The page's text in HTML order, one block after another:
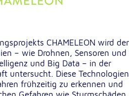
CHAMELEON wird der
– wie Drohnen, Sensoren und
und Big Data – in der
untersucht. Diese Technologien
frühzeitig zu erkennen und